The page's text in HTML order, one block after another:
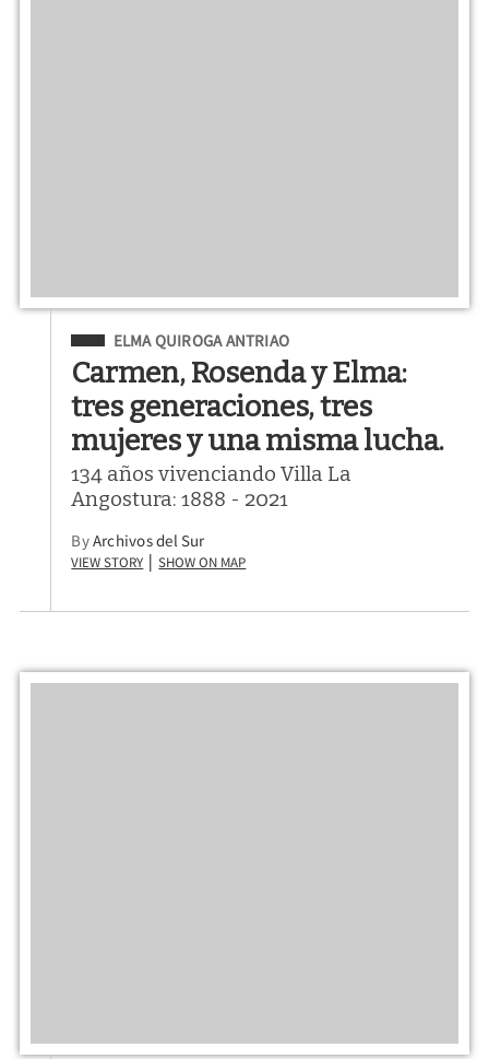
Filed Under
ELMA QUIROGA ANTRIAO
Carmen, Rosenda y Elma:
tres generaciones, tres
mujeres y una misma lucha.
134 años vivenciando Villa La
Angostura: 1888 - 2021
ByArchivos del Sur
View Story | Show on Map